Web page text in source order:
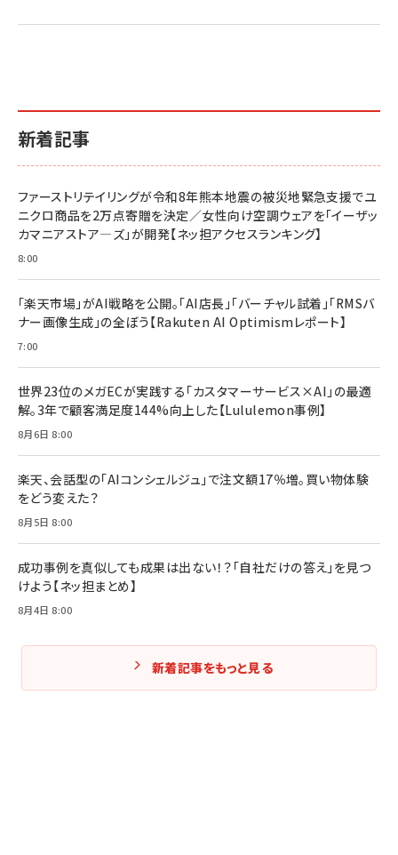
2億円を売り上げたプロが教える note×AI 最強の
小さな会社は戦略が9割
￥1,815
マーケティングの真実 P&G・グリコで学んだ失敗
￥2,200
anan(アンアン)2026/07/01号 No.2501[魅せる
anan(アンアン)2026/06/24号 No.2500増刊
anan(アンアン)2026/07/08号 No.2502[2026
年後半、あなたの恋と運命／山田涼介]
￥880
ママ投資家が育休中に１億貯めた株式投資
￥1,870
￥1,980
ベインキャピタル 企業価値向上力の秘密
ルな本質」
￥2,750
フィードバック経営 「沈黙の組織」から「高め合う
Amazonランキングをもっと見る
新着記事
ファーストリテイリングが令和8年熊本地震の被災地緊急支援でユ
ニクロ商品を2万点寄贈を決定／女性向け空調ウェアを「イーザッ
カマニアストア―ズ」が開発【ネッ担アクセスランキング】
8:00
「楽天市場」がAI戦略を公開。「AI店長」「バーチャル試着」「RMSバ
ナー画像生成」の全ぼう【Rakuten AI Optimismレポート】
7:00
世界23位のメガECが実践する「カスタマーサービス×AI」の最適
解。3年で顧客満足度144%向上した【Lululemon事例】
8月6日 8:00
楽天、会話型の「AIコンシェルジュ」で注文額17％増。買い物体験
をどう変えた？
8月5日 8:00
成功事例を真似しても成果は出ない！？「自社だけの答え」を見つ
けよう【ネッ担まとめ】
8月4日 8:00
新着記事をもっと見る